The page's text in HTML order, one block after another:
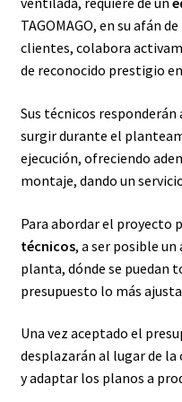
TAGOMAGO, en su afán
clientes, colabora
de reconocido prestigio
Sus técnicos responderán
surgir durante el
ejecución, ofreciendo
montaje, dando un
Para abordar el proyecto
técnicos, a ser posible un
planta, dónde se puedan
presupuesto lo más
Una vez aceptado el
desplazarán al lugar de
y adaptar los planos a